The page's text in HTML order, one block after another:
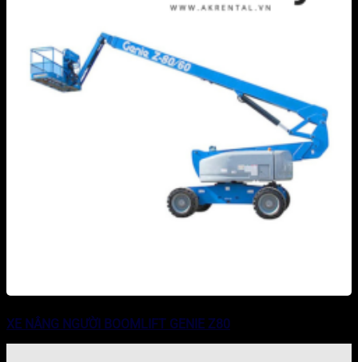
XE NÂNG NGƯỜI BOOMLIFT GENIE Z80